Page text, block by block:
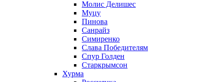
Молис Делишес
Муцу
Пинова
Санрайз
Симиренко
Слава Победителям
Спур Голден
Старкрымсон
Хурма